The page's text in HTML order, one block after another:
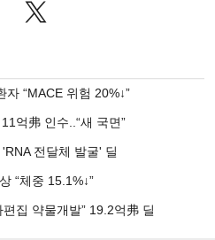
트위
터로
자 “MACE 위험 20%↓”
억弗 인수..“새 국면”
전달체 발굴' 딜
“체중 15.1%↓”
집 약물개발” 19.2억弗 딜